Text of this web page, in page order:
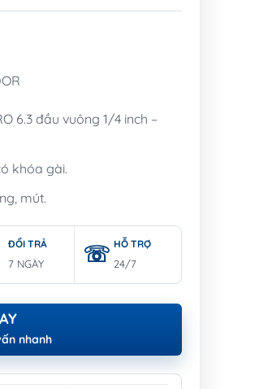
6.3 đầu vuông 1/4 inch –
khóa gài.
mút.
ĐỔI TRẢ
7 NGÀY
HỖ TRỢ
24/7
nhanh